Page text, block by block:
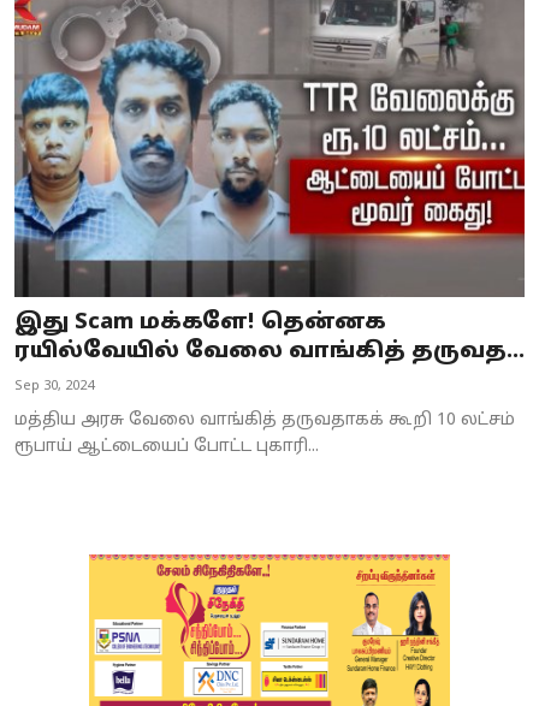
Special Story
Business
Crime
Tamilnadu
National
Astrology
Spirituality
Weather
இது Scam மக்களே! தென்னக
ரயில்வேயில் வேலை வாங்கித் தருவத...
Sep 30, 2024
மத்திய அரசு வேலை வாங்கித் தருவதாகக் கூறி 10 லட்சம்
ரூபாய் ஆட்டையைப் போட்ட புகாரி...